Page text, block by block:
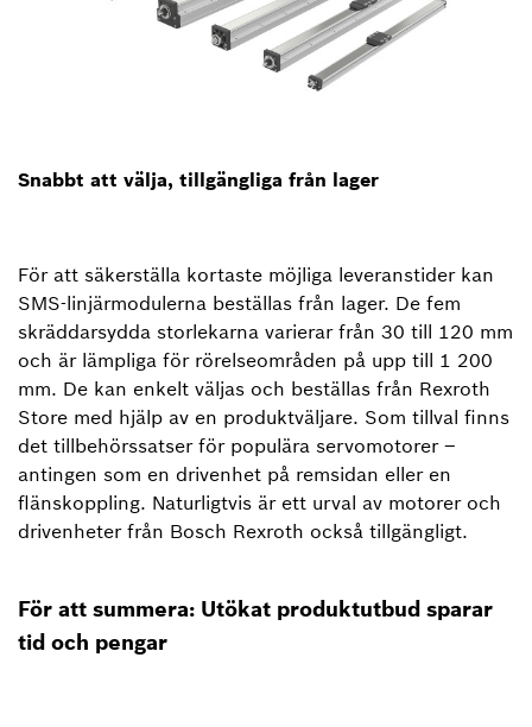
Snabbt att välja, tillgängliga från lager
För att säkerställa kortaste möjliga leveranstider kan
SMS-linjärmodulerna beställas från lager. De fem
skräddarsydda storlekarna varierar från 30 till 120 mm
och är lämpliga för rörelseområden på upp till 1 200
mm. De kan enkelt väljas och beställas från Rexroth
Store med hjälp av en produktväljare. Som tillval finns
det tillbehörssatser för populära servomotorer –
antingen som en drivenhet på remsidan eller en
flänskoppling. Naturligtvis är ett urval av motorer och
drivenheter från Bosch Rexroth också tillgängligt.
För att summera: Utökat produktutbud sparar
tid och pengar